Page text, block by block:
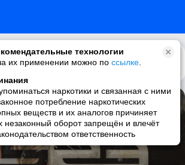
технологии
их применении можно по ссылке
наркотики и связанная с ними
потребление наркотических
веществ и их аналогов причиняет
незаконный оборот запрещён и влечёт
ответственность